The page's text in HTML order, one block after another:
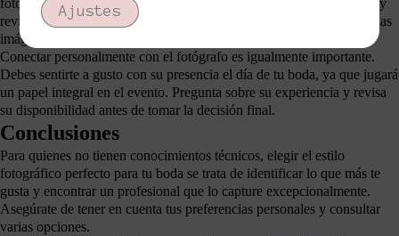
fotógrafo adecuado. Comienza investigando a
y
revisando sus portafolios. La coherencia en el estilo y la calidad de las
imágenes son factores clave en esta decisión.
Conectar personalmente con el fotógrafo es igualmente importante.
Debes sentirte a gusto con su presencia el día de tu boda, ya que jugará
un papel integral en el evento. Pregunta sobre su experiencia y revisa
su disponibilidad antes de tomar la decisión final.
Conclusiones
Para quienes no tienen conocimientos técnicos, elegir el estilo
fotográfico perfecto para tu boda se trata de identificar lo que más te
gusta y encontrar un profesional que lo capture excepcionalmente.
Asegúrate de tener en cuenta tus preferencias personales y consultar
varias opciones.
Ajustes